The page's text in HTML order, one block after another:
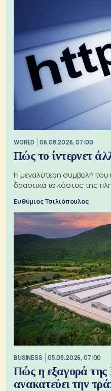
WORLD 06.08.2026, 07:00
Πώς το ίντερνετ
Η μεγαλύτερη συμβολή του
δραστικά το κόστος της
Ευθύμιος Τσιλιόπουλος
BUSINESS 05.08.2026, 07:00
Πώς η εξαγορά της
ανακατεύει την